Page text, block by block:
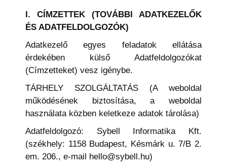
I. CÍMZETTEK (TOVÁBBI ADATKEZELŐK
ÉS ADATFELDOLGOZÓK)
Adatkezelő egyes feladatok ellátása
érdekében külső Adatfeldolgozókat
(Címzetteket) vesz igénybe.
TÁRHELY SZOLGÁLTATÁS (A weboldal
működésének biztosítása, a weboldal
használata közben keletkeze adatok tárolása)
Adatfeldolgozó: Sybell Informatika Kft.
(székhely: 1158 Budapest, Késmárk u. 7/B 2.
em. 206., e-mail hello@sybell.hu)